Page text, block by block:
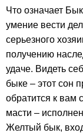
Что означает
умение вести
серьезного
получению
удаче. Видеть
быке – этот сон
обратится к вам
масти –
Желтый бык,